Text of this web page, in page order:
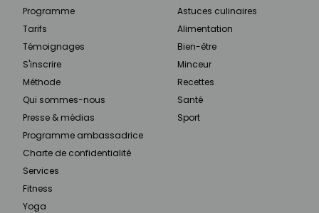
Programme
Tarifs
Témoignages
S'inscrire
Méthode
Qui sommes-nous
Presse & médias
Programme ambassadrice
Charte de confidentialité
Services
Fitness
Yoga
Astuces culinaires
Alimentation
Bien-être
Minceur
Recettes
Santé
Sport